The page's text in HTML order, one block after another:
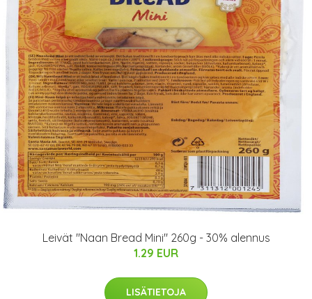
Leivät "Naan Bread Mini" 260g - 30% alennus
1.29 EUR
LISÄTIETOJA